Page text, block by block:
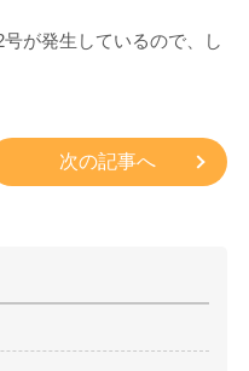
が発生しているので、し
次の記事へ